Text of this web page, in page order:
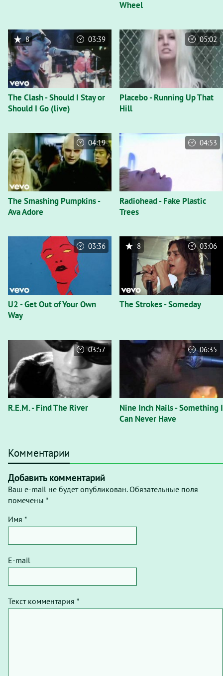
Wheel
The Clash - Should I Stay or
Should I Go (live)
8 03:39
Placebo - Running Up That
Hill
05:02
The Smashing Pumpkins -
Ava Adore
04:19
Radiohead - Fake Plastic
Trees
04:53
U2 - Get Out of Your Own
Way
03:36
The Strokes - Someday
8 03:06
R.E.M. - Find The River
03:57
Nine Inch Nails - Something I
Can Never Have
06:35
Комментарии
Добавить комментарий
Ваш e-mail не будет опубликован. Обязательные поля
помечены *
Имя *
E-mail
Текст комментария *